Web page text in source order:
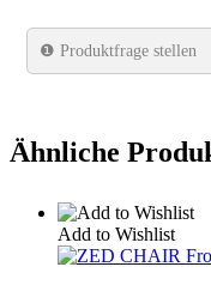
❶ Produktfrage stellen
Ähnliche
Add to Wishlist